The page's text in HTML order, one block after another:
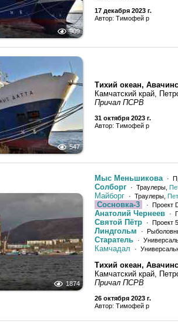
909
17 декабря 2023 г.
Автор: Тимофей р
547
Тихий океан,
Камчатский край,
Причал ПСРВ
31 октября 2023 г.
Автор: Тимофей р
1874
Мыс Меньшикова ·
Солборг · Траулеры,
Майборг · Траулеры,
Сосновка-3 · Проект
Анатолий Чернеев ·
Святой Пётр · Проект
Линдгольм ·
Старатель ·
Камчадал ·
Тихий океан,
Камчатский край,
Причал ПСРВ
26 октября 2023 г.
Автор: Тимофей р